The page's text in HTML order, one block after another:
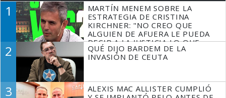
1
MARTÍN MENEM SOBRE LA
ESTRATEGIA DE CRISTINA
KIRCHNER: "NO CREO QUE
ALGUIEN DE AFUERA LE PUEDA
DECIR A LA JUSTICIA LO QUE
TIENE QUE HACER"
2
QUÉ DIJO BARDEM DE LA
INVASIÓN DE CEUTA
3
ALEXIS MAC ALLISTER CUMPLIÓ